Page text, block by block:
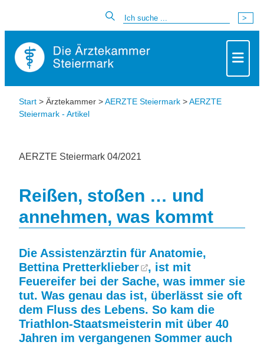
Start > Ärztekammer >AERZTE Steiermark >AERZTE
Steiermark - Artikel
AERZTE Steiermark 04/2021
Reißen, stoßen … und
annehmen, was kommt
Die Assistenzärztin für Anatomie,
Bettina Pretterklieber
, ist mit
Feuereifer bei der Sache, was immer sie
tut. Was genau das ist, überlässt sie oft
dem Fluss des Lebens. So kam die
Triathlon-Staatsmeisterin mit über 40
Jahren im vergangenen Sommer auch